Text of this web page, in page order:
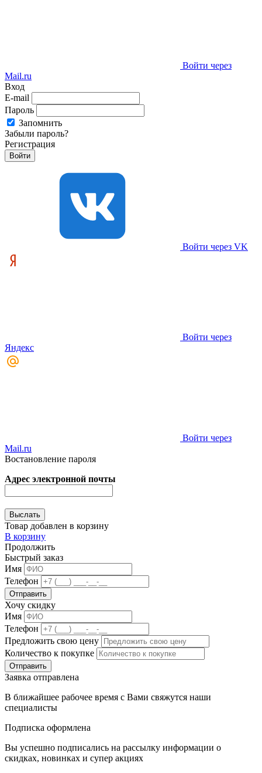
Войти через
Mail.ru
Вход
E-mail
Пароль
Запомнить
Забыли пароль?
Регистрация
Войти через VK
Войти через
Яндекс
Войти через
Mail.ru
Востановление пароля
Адрес электронной почты
Товар добавлен в корзину
В корзину
Продолжить
Быстрый заказ
Имя
Телефон
Хочу скидку
Имя
Телефон
Предложить свою цену
Количество к покупке
Заявка отправлена
В ближайшее рабочее время с Вами свяжутся наши
специалисты
Подписка оформлена
Вы успешно подписались на рассылку информации о
скидках, новинках и супер акциях